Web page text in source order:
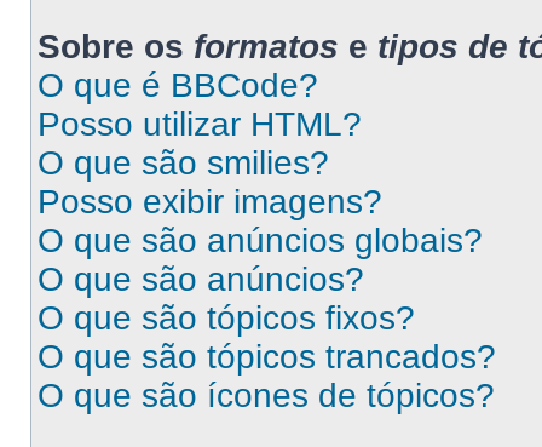
Sobre os formatos e tipos de
O que é BBCode?
Posso utilizar HTML?
O que são smilies?
Posso exibir imagens?
O que são anúncios globais?
O que são anúncios?
O que são tópicos fixos?
O que são tópicos trancados?
O que são ícones de tópicos?